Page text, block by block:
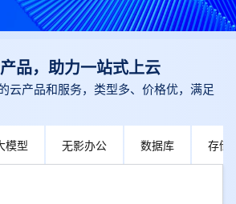
品，助力一站式上云
云产品和服务，类型多、价格优，满足
模型 无影办公 数据库 存储